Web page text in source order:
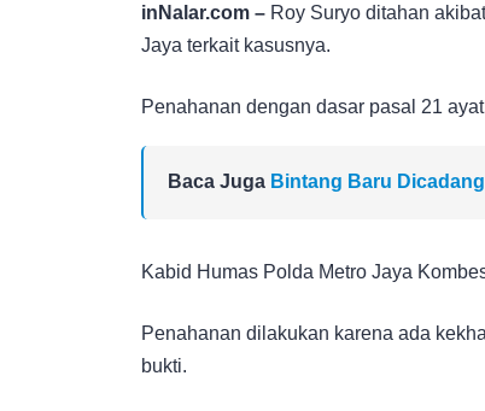
inNalar.com – Roy Suryo ditahan
Jaya terkait kasusnya.
Penahanan dengan dasar pasal 21
Baca Juga Bintang Baru
Kabid Humas Polda Metro Jaya
Penahanan dilakukan karena ada
bukti.